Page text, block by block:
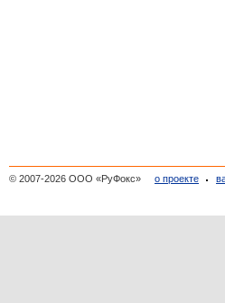
© 2007-2026 ООО «РуФокс» о проекте